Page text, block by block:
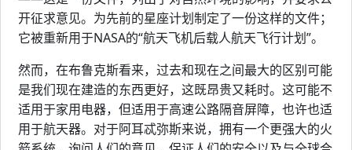
开征求意见。为先前的星座计划制定了一份这样的文件；
它被重新用于NASA的“航天飞机后载人航天飞行计划”。
然而，在布鲁克斯看来，过去和现在之间最大的区别可能
是我们现在建造的东西更好，这既昂贵又耗时。这可能不
适用于家用电器，但适用于高速公路隔音屏障，也许也适
用于航天器。对于阿耳忒弥斯来说，拥有一个更强大的火